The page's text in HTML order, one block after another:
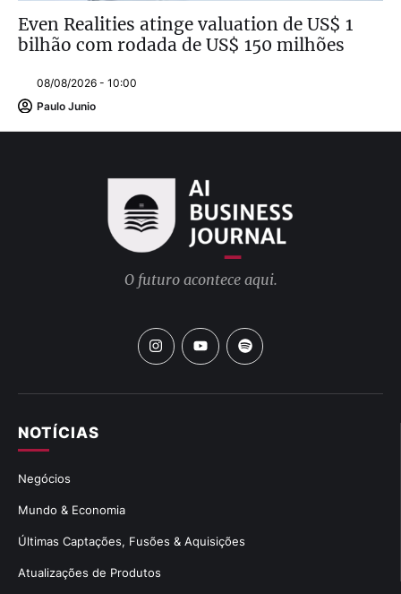
Even Realities atinge valuation de US$ 1
bilhão com rodada de US$ 150 milhões
08/08/2026 - 10:00
Paulo Junio
NOTÍCIAS
Negócios
Mundo & Economia
Últimas Captações, Fusões & Aquisições
Atualizações de Produtos
O futuro acontece aqui.